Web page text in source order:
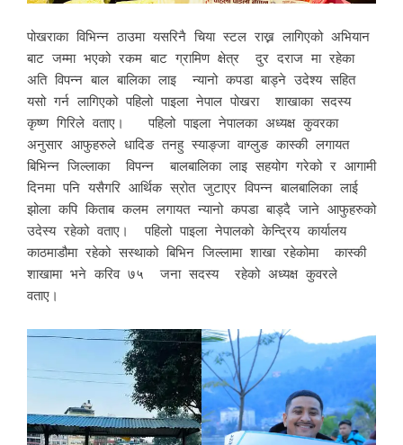
पोखराका विभिन्न ठाउमा यसरिनै चिया स्टल राख्न लागिएको अभियान
बाट जम्मा भएको रकम बाट ग्रामिण क्षेत्र दुर दराज मा रहेका
अति विपन्न बाल बालिका लाइ न्यानो कपडा बाड्ने उदेश्य सहित
यसो गर्न लागिएको पहिलो पाइला नेपाल पोखरा शाखाका सदस्य
कृष्ण गिरिले वताए। पहिलो पाइला नेपालका अध्यक्ष कुवरका
अनुसार आफुहरुले धादिङ तनहु स्याङ्जा वाग्लुङ कास्की लगायत
बिभिन्न जिल्लाका विपन्न बालबालिका लाइ सहयोग गरेको र आगामी
दिनमा पनि यसैगरि आर्थिक स्रोत जुटाएर विपन्न बालबालिका लाई
झोला कपि किताब कलम लगायत न्यानो कपडा बाड्दै जाने आफुहरुको
उदेस्य रहेको वताए। पहिलो पाइला नेपालको केन्द्रिय कार्यालय
काठमाडौमा रहेको सस्थाको बिभिन जिल्लामा शाखा रहेकोमा कास्की
शाखामा भने करिव ७५ जना सदस्य रहेको अध्यक्ष कुवरले
वताए।